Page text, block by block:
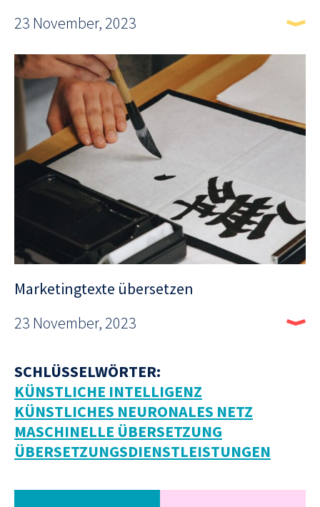
23 November, 2023
Marketingtexte übersetzen
23 November, 2023
SCHLÜSSELWÖRTER:
KÜNSTLICHE INTELLIGENZ
KÜNSTLICHES NEURONALES NETZ
MASCHINELLE ÜBERSETZUNG
ÜBERSETZUNGSDIENSTLEISTUNGEN